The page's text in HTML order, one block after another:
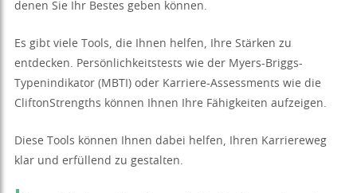
denen Sie Ihr Bestes geben können.
Es gibt viele Tools, die Ihnen helfen, Ihre Stärken zu
entdecken. Persönlichkeitstests wie der Myers-Briggs-
Typenindikator (MBTI) oder Karriere-Assessments wie die
CliftonStrengths können Ihnen Ihre Fähigkeiten aufzeigen.
Diese Tools können Ihnen dabei helfen, Ihren Karriereweg
klar und erfüllend zu gestalten.